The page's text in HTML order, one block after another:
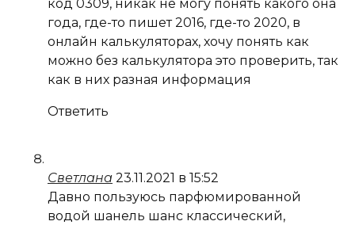
код 0309, никак не могу понять какого она
года, где-то пишет 2016, где-то 2020, в
онлайн калькуляторах, хочу понять как
можно без калькулятора это проверить, так
как в них разная информация
Ответить
Светлана 23.11.2021 в 15:52
Давно пользуюсь парфюмированной
водой шанель шанс классический,